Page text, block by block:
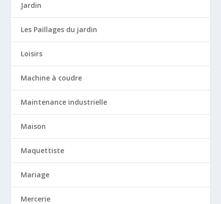
Jardin
Les Paillages du jardin
Loisirs
Machine à coudre
Maintenance industrielle
Maison
Maquettiste
Mariage
Mercerie